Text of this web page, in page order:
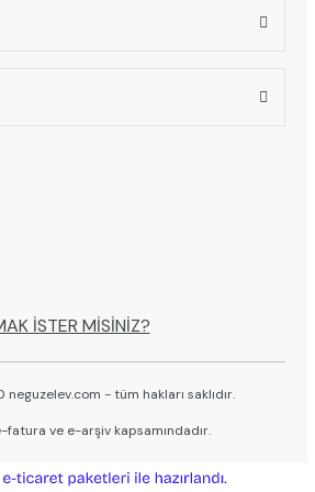
İSTER MİSİNİZ?
- tüm hakları saklıdır.
fatura ve e-arşiv kapsamındadır.
ideasoft
e-